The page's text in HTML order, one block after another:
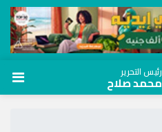
رئيس التحرير
محمد صلاح